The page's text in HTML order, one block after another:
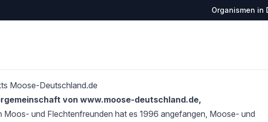
Organismen in
Moose-Deutschland.de
von www.moose-deutschland.de,
Moos- und Flechtenfreunden hat es 1996 angefangen, Moose- und